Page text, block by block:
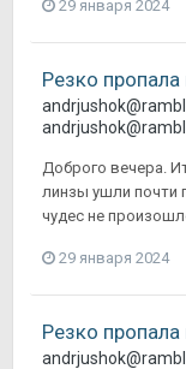
29 января 2024
Резко
Доброго вечера.
линзы ушли почти
чудес не
29 января 2024
Резко